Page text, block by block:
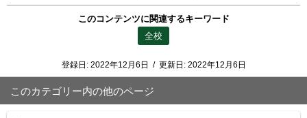
このコンテンツに関連するキーワード
全校
登録日: 2022年12月6日 / 更新日: 2022年12月6日
このカテゴリー内の他のページ